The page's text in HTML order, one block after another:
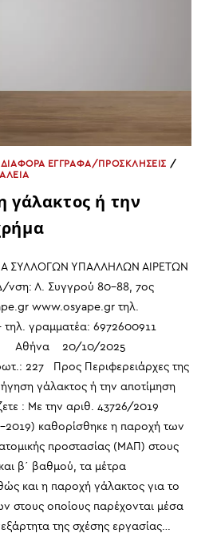
ΔΙΑΦΟΡΑ ΕΓΓΡΑΦΑ/ΠΡΟΣΚΛΗΣΕΙΣ /
γάλακτος ή την
ΣΥΛΛΟΓΩΝ ΥΠΑΛΛΗΛΩΝ ΑΙΡΕΤΩΝ
νση: Λ. Συγγρού 80-88, 7ος
www.osyape.gr τηλ.
γραμματέα: 6972600911
10/2025
Περιφερειάρχες της
γάλακτος ή την αποτίμηση
: Με την αριθ. 43726/2019
καθορίσθηκε η παροχή των
προστασίας (ΜΑΠ) στους
β΄ βαθμού, τα μέτρα
και η παροχή γάλακτος για το
στους οποίους παρέχονται μέσα
της σχέσης εργασίας…